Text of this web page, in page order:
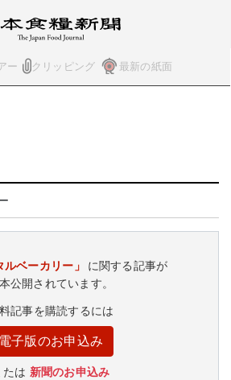
ー クリッピング 最新の紙面
ルベーカリー」
に関する記事が
本公開されています。
記事を購読するには
電子版のお申込み
たは 新聞のお申込み